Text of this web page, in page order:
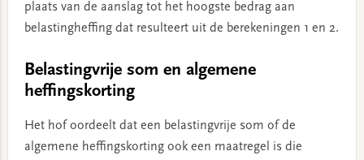
plaats van de aanslag tot het hoogste bedrag aan
belastingheffing dat resulteert uit de berekeningen 1 en 2.
Belastingvrije som en algemene
heffingskorting
Het hof oordeelt dat een belastingvrije som of de
algemene heffingskorting ook een maatregel is die